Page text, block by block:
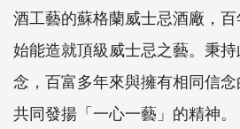
酒工藝的蘇格蘭威士忌酒廠，百
始能造就頂級威士忌之藝。秉
念，百富多年來與擁有相同信念
共同發揚「一心一藝」的精神。